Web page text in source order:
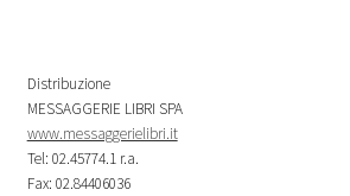
Distribuzione
MESSAGGERIE LIBRI SPA
www.messaggerielibri.it
Tel: 02.45774.1 r.a.
Fax: 02.84406036